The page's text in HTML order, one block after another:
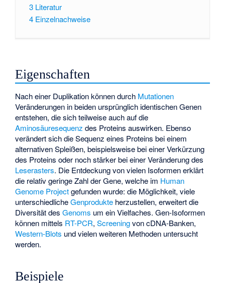
3 Literatur
4 Einzelnachweise
Eigenschaften
Nach einer Duplikation können durch Mutationen
Veränderungen in beiden ursprünglich identischen Genen
entstehen, die sich teilweise auch auf die
Aminosäuresequenz des Proteins auswirken. Ebenso
verändert sich die Sequenz eines Proteins bei einem
alternativen Spleißen, beispielsweise bei einer Verkürzung
des Proteins oder noch stärker bei einer Veränderung des
Leserasters. Die Entdeckung von vielen Isoformen erklärt
die relativ geringe Zahl der Gene, welche im Human
Genome Projectgefunden wurde: die Möglichkeit, viele
unterschiedlicheGenprodukte herzustellen, erweitert die
Diversität desGenoms um ein Vielfaches. Gen-Isoformen
können mittels RT-PCR,ScreeningvoncDNA-Banken,
Western-Blots und vielen weiteren Methoden untersucht
werden.
Beispiele